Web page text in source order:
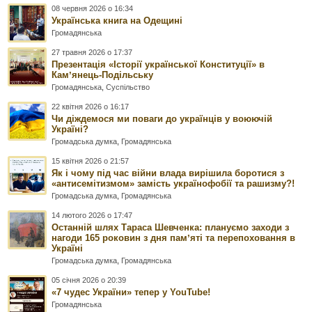
08 червня 2026 о 16:34
Українська книга на Одещині
Громадянська
27 травня 2026 о 17:37
Презентація «Історії української Конституції» в
Камʼянець-Подільську
Громадянська ,Суспільство
22 квітня 2026 о 16:17
Чи діждемося ми поваги до українців у воюючій
Україні?
Громадська думка Громадянська
15 квітня 2026 о 21:57
Як і чому під час війни влада вирішила боротися з
«антисемітизмом» замість українофобії та рашизму?!
Громадська думка Громадянська
14 лютого 2026 о 17:47
Останній шлях Тараса Шевченка: плануємо заходи з
нагоди 165 роковин з дня памʼяті та перепоховання в
Україні
Громадська думка Громадянська
05 січня 2026 о 20:39
«7 чудес України» тепер у YouTube!
Громадянська